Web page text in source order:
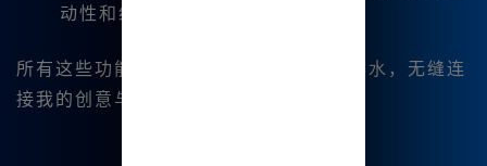
动性和细节。
所有这些功能都让我在绘制过程中如鱼得水，无缝连
接我的创意与最终作品。